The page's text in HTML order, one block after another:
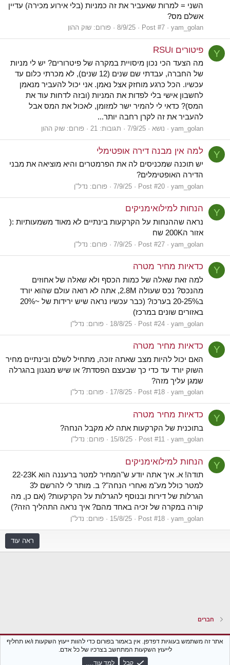
השני = למרות שאעביר את זה כמניות (בלי אירוע מכירה) עדיין
אשלם מס?
yam_golan
Post #7
8/9/25 פורום: שוק ההון
Y פיטורים וRSU
מה הצעד הכי נכון מיסויית במקרה של פיטרורים? יש לי מניות
של החברה, עבדתי שם שנים (12 שנים), לא מכרתי כלום עד
עכשיו. הכל כרגע מוחזק אצל נאמן. אני יכול להעביר מנאמן
לחשבון אישי בלי לפדות את המניות (ובזה לדחות עוד את
המס)? כדאי לי להמיר ישר למזומן, לאכול את המס אבל
להעביר את זה לקרן רחבה יותר...
yam_golan נושא 7/9/25 תגובות: 21 פורום: שוק ההון
Y למה אין מבנה דירה אופטימלי
יש תוכנה שמכניסים לה את הפרמטרים והיא מוציאה את מבני
הדירה האופטימלים?
yam_golan
Post #20
7/9/25 פורום: נדל"ן
Y הנחות למילואימניקים
נראה שההנחות על הקרקעות בינתיים לא מאוד משמעותיות :(
אזור ה200K שח
yam_golan
Post #27
7/9/25 פורום: נדל"ן
Y כדאיות מחיר מטרה
למה זאת שאלה של כמות הכסף ולא שאלה של אחוזים
מהנכס? נכס שעולה 2.8M, אתה לא רואה עולם שהוא יורד
ב20-25% בערכו? (כבר עכשיו נראה שיש ירידות של ~20%
באזורים שונים במרכז)
yam_golan
Post #24
18/8/25 פורום: נדל"ן
Y כדאיות מחיר מטרה
האם יכול להיות מצב שאתה זוכה, מתחיל לשלם ובינתיים מחיר
השוק יורד עד כדי כך שבעצם הפסדת? או שיש מנגנון בהגרלה
שמגן עליך מזה?
yam_golan
Post #18
17/8/25 פורום: נדל"ן
Y כדאיות מחיר מטרה
בתוכנית של הקרקעות אתה לא מקבל הנחה?
yam_golan
Post #11
15/8/25 פורום: נדל"ן
Y הנחות למילואימניקים
תודה! א. איך אתה יודע ש"המחיר למטר ברעננה הוא 22-23K
למטר כולל מע"מ ואחרי הנחה"? ב. מותר לי להרשם ל3
הגרלות של דירות ובנוסף להגרלות על הקרקעות? (אם כן, מה
קורה במקרה של זכיה באחד מהם? איך נראה התהליך הזה?)
yam_golan
Post #18
15/8/25 פורום: נדל"ן
ראה עוד
חברים
Xenforo Classic
עברית (he_IL)
תקנון הפורום מדיניות פרטיות
אתר זה משתמש בעוגיות דפדפן. אין באמור בפורום כדי להוות ייעוץ השקעות ו/או תחליף
לייעוץ השקעות המתחשב בצרכיו של כל אדם.
קבל
למד עוד.…